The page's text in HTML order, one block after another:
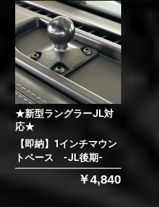
★新型ラングラーJL対
応★
【即納】1インチマウン
トベース -JL後期-
￥4,840